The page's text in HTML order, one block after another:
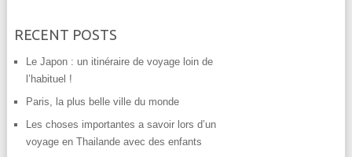
RECENT POSTS
Le Japon : un itinéraire de voyage loin de
l’habituel !
Paris, la plus belle ville du monde
Les choses importantes a savoir lors d’un
voyage en Thailande avec des enfants